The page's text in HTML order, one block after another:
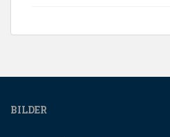
BILDER